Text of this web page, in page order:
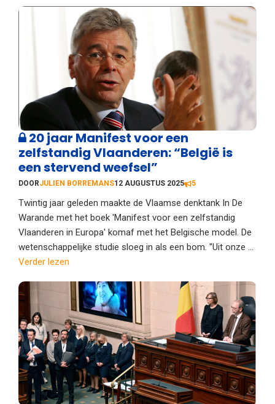
20 jaar Manifest voor een
zelfstandig Vlaanderen: “België is
een stervend weefsel”
DOORJULIEN BORREMANS12 AUGUSTUS 2025 5
Twintig jaar geleden maakte de Vlaamse denktank In De
Warande met het boek 'Manifest voor een zelfstandig
Vlaanderen in Europa' komaf met het Belgische model. De
wetenschappelijke studie sloeg in als een bom. "Uit onze ...
Verder lezen